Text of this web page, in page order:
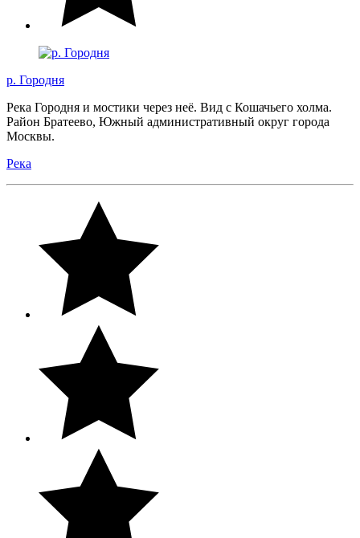
р. Городня
Река Городня и мостики через неё. Вид с Кошачьего холма.
Район Братеево, Южный административный округ города
Москвы.
Река